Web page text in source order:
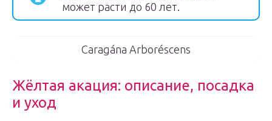
может расти до 60 лет.
Caragána Arboréscens
Жёлтая акация: описание, посадка
и уход